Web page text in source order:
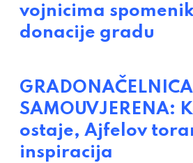
vojnicima
donacije gradu
GRADONAČELNICA
SAMOUVJERENA:
ostaje, Ajfelov
inspiracija